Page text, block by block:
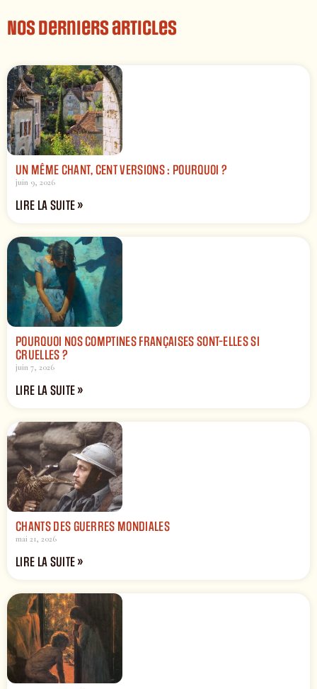
Nos derniers articles
UN MÊME CHANT, CENT VERSIONS : POURQUOI ?
juin 9, 2026
LIRE LA SUITE »
POURQUOI NOS COMPTINES FRANÇAISES SONT-ELLES SI
CRUELLES ?
juin 7, 2026
LIRE LA SUITE »
CHANTS DES GUERRES MONDIALES
mai 21, 2026
LIRE LA SUITE »